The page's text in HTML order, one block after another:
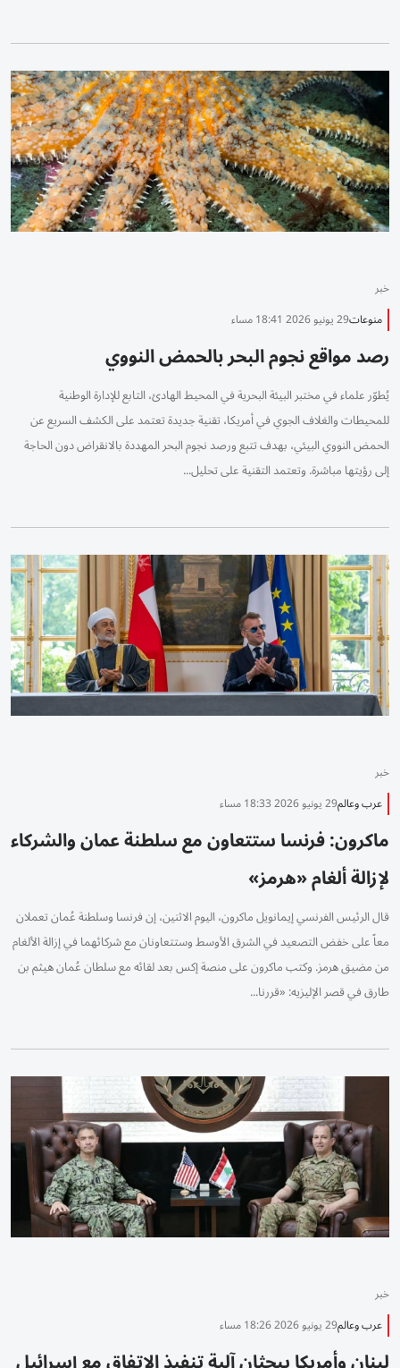
خبر
منوعات29 يونيو 2026 18:41 مساء
رصد مواقع نجوم البحر بالحمض النووي
يُطوّر علماء في مختبر البيئة البحرية في المحيط الهادئ، التابع للإدارة الوطنية
للمحيطات والغلاف الجوي في أمريكا، تقنية جديدة تعتمد على الكشف السريع عن
الحمض النووي البيئي، بهدف تتبع ورصد نجوم البحر المهددة بالانقراض دون الحاجة
إلى رؤيتها مباشرة. وتعتمد التقنية على تحليل...
خبر
عرب وعالم29 يونيو 2026 18:33 مساء
ماكرون: فرنسا ستتعاون مع سلطنة عمان والشركاء
لإزالة ألغام «هرمز»
قال الرئيس ‌الفرنسي إيمانويل ماكرون، اليوم ⁠الاثنين، إن ‌فرنسا وسلطنة ‌عُمان تعملان
معاً على ‌خفض التصعيد في الشرق ⁠الأوسط وستتعاونان مع شركائهما في إزالة الألغام
من مضيق هرمز. وكتب ماكرون على منصة إكس ‌بعد لقائه مع سلطان ⁠عُمان هيثم بن
طارق في قصر الإليزيه: «قررنا...
خبر
عرب وعالم29 يونيو 2026 18:26 مساء